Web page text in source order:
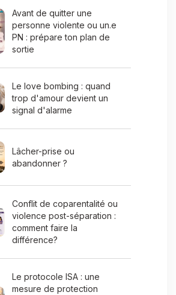
Avant de quitter une
personne violente ou un.e
PN : prépare ton plan de
sortie
Le love bombing : quand
trop d'amour devient un
signal d'alarme
Lâcher-prise ou
abandonner ?
Conflit de coparentalité ou
violence post-séparation :
comment faire la
différence?
Le protocole ISA : une
mesure de protection